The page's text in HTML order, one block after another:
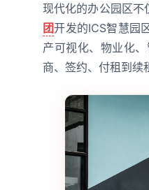
现代化的办公园区不
团开发的ICS智慧园
产可视化、物业化
商、签约、付租到续